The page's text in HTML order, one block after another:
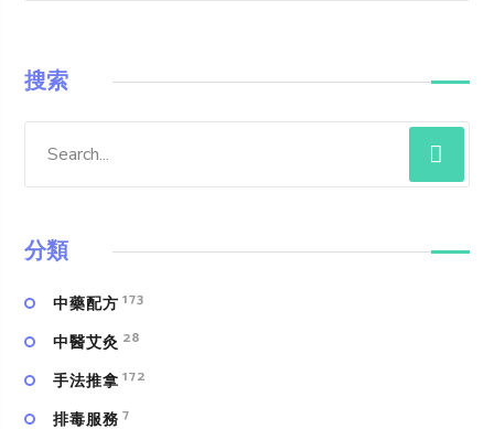
搜索
分類
中藥配方 173
中醫艾灸 28
手法推拿 172
排毒服務 7